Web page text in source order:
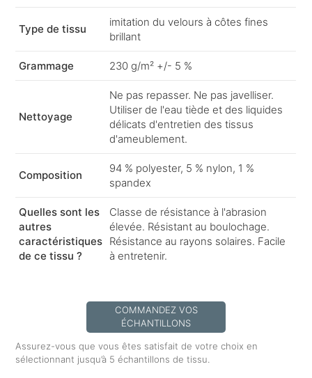
Type de tissu
imitation du velours à côtes fines
brillant
Grammage 230 g/m² +/- 5 %
Nettoyage
Ne pas repasser. Ne pas javelliser.
Utiliser de l'eau tiède et des liquides
délicats d'entretien des tissus
d'ameublement.
Composition
94 % polyester, 5 % nylon, 1 %
spandex
Quelles sont les
autres
caractéristiques
de ce tissu ?
Classe de résistance à l'abrasion
élevée. Résistant au boulochage.
Résistance au rayons solaires. Facile
à entretenir.
COMMANDEZ VOS
ÉCHANTILLONS
Assurez-vous que vous êtes satisfait de votre choix en
sélectionnant jusqu’à 5 échantillons de tissu.